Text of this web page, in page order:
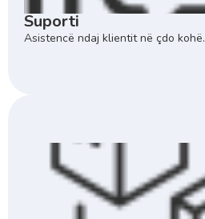
Suporti
Asistencë ndaj klientit në çdo kohë.